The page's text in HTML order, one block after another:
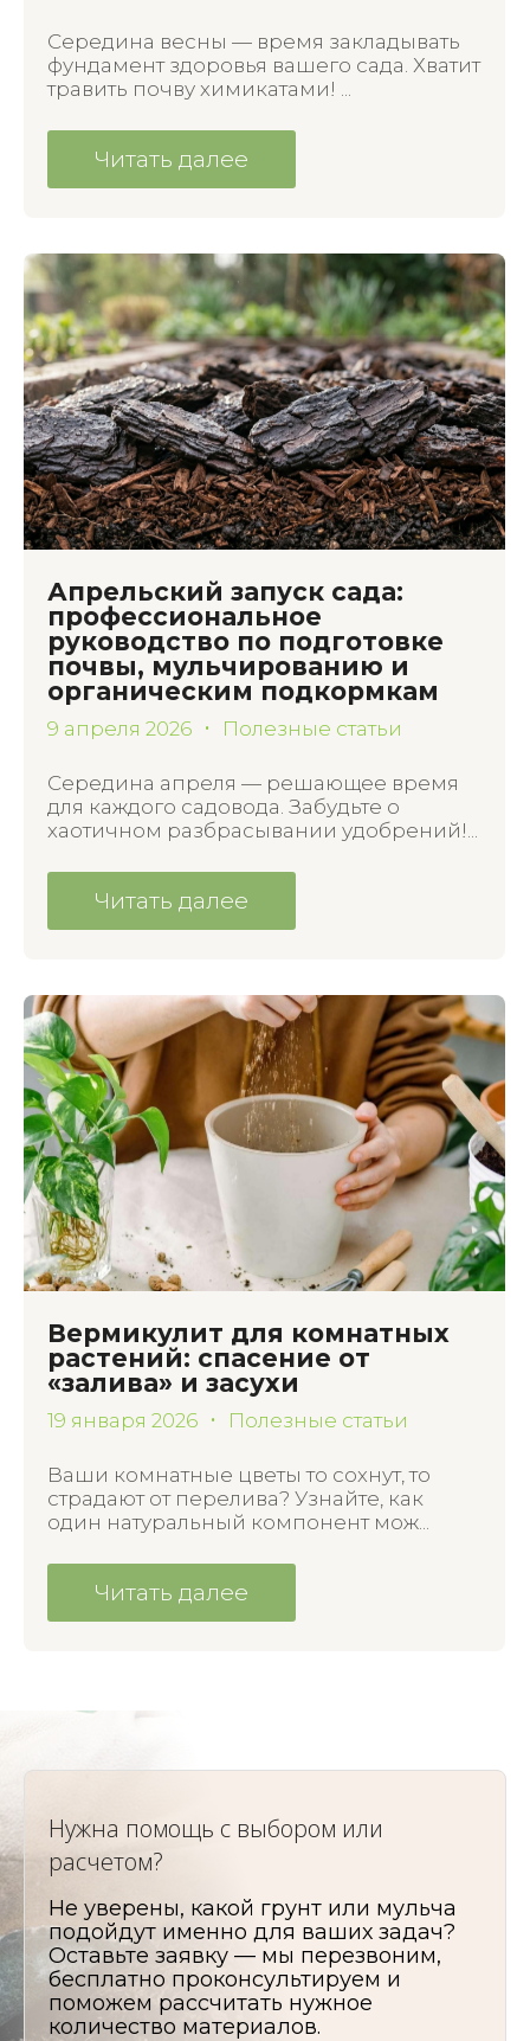
Середина весны — время закладывать
фундамент здоровья вашего сада. Хватит
травить почву химикатами! ...
Читать далее
Апрельский запуск сада:
профессиональное
руководство по подготовке
почвы, мульчированию и
органическим подкормкам
9 апреля 2026 Полезные статьи
Середина апреля — решающее время
для каждого садовода. Забудьте о
хаотичном разбрасывании удобрений!...
Читать далее
Вермикулит для комнатных
растений: спасение от
«залива» и засухи
19 января 2026 Полезные статьи
Ваши комнатные цветы то сохнут, то
страдают от перелива? Узнайте, как
один натуральный компонент мож...
Читать далее
Нужна помощь с выбором или
расчетом?
Не уверены, какой грунт или мульча
подойдут именно для ваших задач?
Оставьте заявку — мы перезвоним,
бесплатно проконсультируем и
поможем рассчитать нужное
количество материалов.